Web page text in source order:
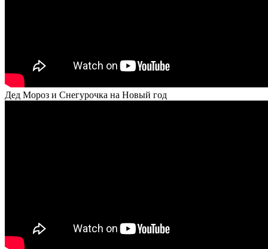
Дед Мороз и Снегурочка на Новый год